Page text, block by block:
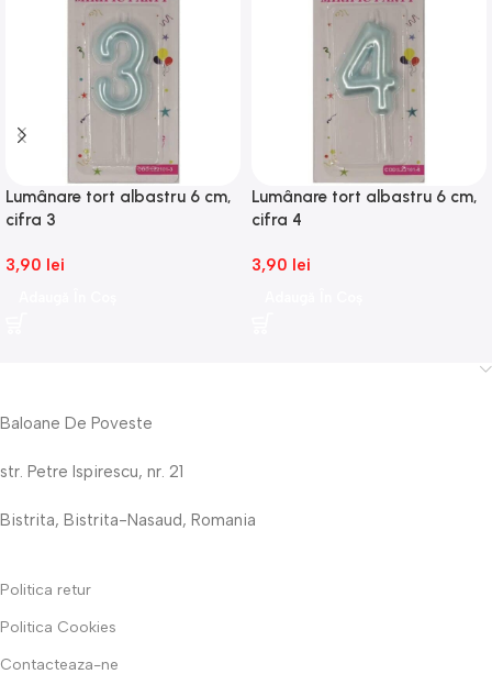
Lumânare tort albastru 6 cm,
cifra 3
3,90 lei
Lumânare tort albastru 6 cm,
cifra 4
3,90 lei
Baloane De Poveste
str. Petre Ispirescu, nr. 21
Bistrita, Bistrita-Nasaud, Romania
Politica retur
Politica Cookies
Contacteaza-ne